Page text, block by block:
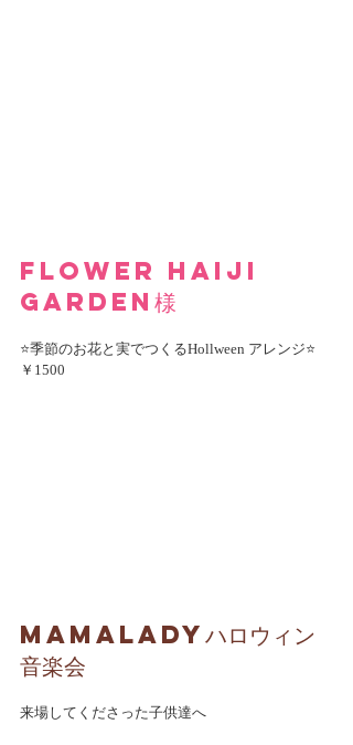
Flower Haiji
garden 様
⭐季節のお花と実でつくるHollween アレンジ⭐
￥1500
MamaLadyハロウィン
音楽会
来場してくださった子供達へ